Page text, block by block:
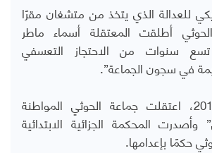
للعدالة الذي يتخذ من متشغان مقرًا
أطلقت المعتقلة أسماء ماطر
سنوات من الاحتجاز التعسفي
في سجون الجماعة”.
ومطلع أكتوبر 2016، اعتقلت جماعة الحوثي المواطنة
المحكمة الجزائية الابتدائية
حكمًا بإعدامها.